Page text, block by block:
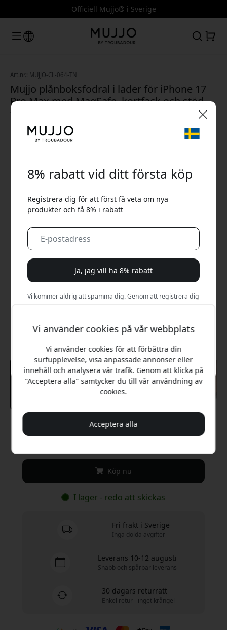
Officiell Mujjo® i Sverige
Art.nr.: MUJJO-CL-064-TN
Mujjo plånboksfodral i läder för iPhone 17
Pro Max med MagSafe, kortfack och stöd
för Camera Control - Tan
Rekommenderat pris
799 SEK
Köp nu
I lager - redo att skickas
Fri frakt i Sverige
Inga dolda avgifter
Leverans 10-12 augusti
Snabb och spårbar leverans
30 dagars returrätt
Enkel retur - inget krångel
Vi använder cookies på vår webbplats
Vi använder cookies för att förbättra din
surfupplevelse, visa anpassade annonser eller
innehåll och analysera vår trafik. Genom att klicka på
"Acceptera alla" samtycker du till vår användning av
cookies.
Acceptera alla
8% rabatt vid ditt första köp
Registrera dig för att först få veta om nya
produkter och få 8% i rabatt
Ja, jag vill ha 8% rabatt
Vi kommer aldrig att spamma dig. Genom att registrera dig
🎉 Din rabattkod: